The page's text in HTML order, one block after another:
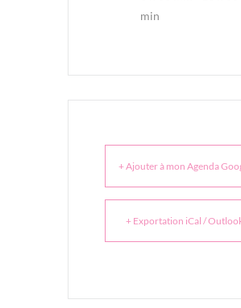
min
+ Ajouter à mon Agenda
+ Exportation iCal /